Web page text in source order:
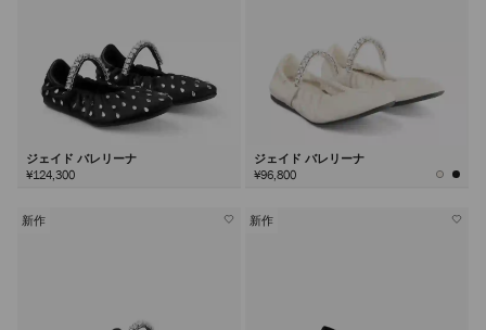
ジェイド バレリーナ
¥124,300
ジェイド バレリーナ
¥96,800
新作 新作